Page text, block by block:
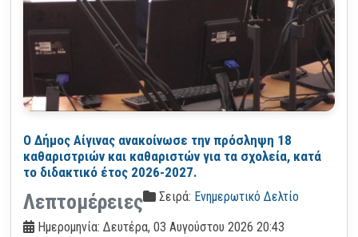
Ο Δήμος Αίγινας ανακοίνωσε την πρόσληψη 18
καθαριστριών και καθαριστών για τα σχολεία, κατά
το διδακτικό έτος 2026-2027.
Λεπτομέρειες Σειρά: Ενημερωτικό Δελτίο
Ημερομηνία: Δευτέρα, 03 Αυγούστου 2026 20:43